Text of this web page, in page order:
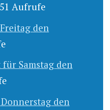
51 Aufrufe
den
Samstag den
den